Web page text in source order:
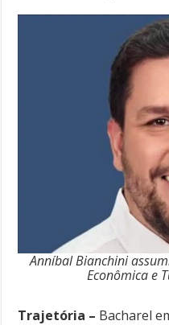
Anníbal Bianchini
Econômica e
Trajetória – Bacharel